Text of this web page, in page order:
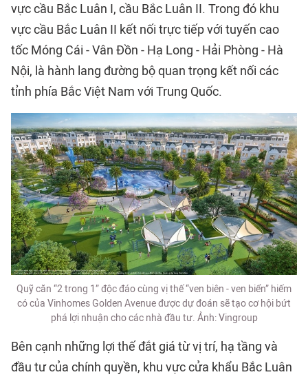
vực cầu Bắc Luân I, cầu Bắc Luân II. Trong đó khu
vực cầu Bắc Luân II kết nối trực tiếp với tuyến cao
tốc Móng Cái - Vân Đồn - Hạ Long - Hải Phòng - Hà
Nội, là hành lang đường bộ quan trọng kết nối các
tỉnh phía Bắc Việt Nam với Trung Quốc.
Quỹ căn “2 trong 1” độc đáo cùng vị thế “ven biên - ven biển” hiếm
có của Vinhomes Golden Avenue được dự đoán sẽ tạo cơ hội bứt
phá lợi nhuận cho các nhà đầu tư. Ảnh: Vingroup
Bên cạnh những lợi thế đắt giá từ vị trí, hạ tầng và
đầu tư của chính quyền, khu vực cửa khẩu Bắc Luân